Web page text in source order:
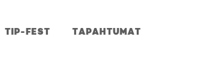
TIP-FEST TAPAHTUMAT